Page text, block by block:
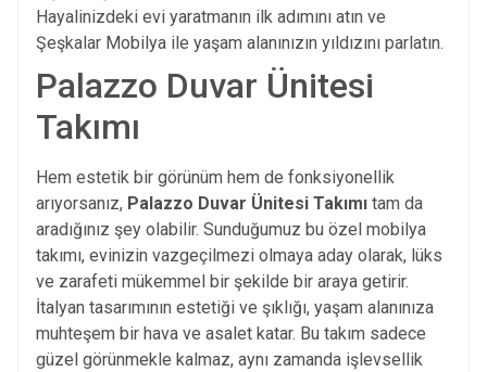
Hayalinizdeki evi yaratmanın ilk adımını atın ve
Şeşkalar Mobilya ile yaşam alanınızın yıldızını parlatın.
Palazzo Duvar Ünitesi
Takımı
Hem estetik bir görünüm hem de fonksiyonellik
arıyorsanız, Palazzo Duvar Ünitesi Takımı tam da
aradığınız şey olabilir. Sunduğumuz bu özel mobilya
takımı, evinizin vazgeçilmezi olmaya aday olarak, lüks
ve zarafeti mükemmel bir şekilde bir araya getirir.
İtalyan tasarımının estetiği ve şıklığı, yaşam alanınıza
muhteşem bir hava ve asalet katar. Bu takım sadece
güzel görünmekle kalmaz, aynı zamanda işlevsellik